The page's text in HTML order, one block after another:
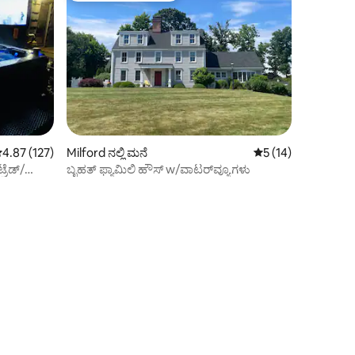
ರಲ್ಲಿ 4.87 ಸರಾಸರಿ ರೇಟಿಂಗ್, 127 ವಿಮರ್ಶೆಗಳು
4.87 (127)
Milford ನಲ್ಲಿ ಮನೆ 5 ರಲ್ಲಿ 5 ಸರಾಸರಿ
5 (14)
ಬೃಹತ್ ಫ್ಯಾಮಿಲಿ ಹೌಸ್ w/ವಾಟರ್‌ವ್ಯೂಗಳು